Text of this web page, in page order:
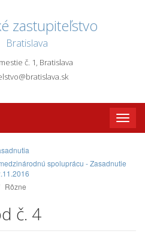
zastupiteľstvo
Bratislava
č. 1, Bratislava
Toggle
spoluprácu - Zasadnutie
Rôzne
č. 4